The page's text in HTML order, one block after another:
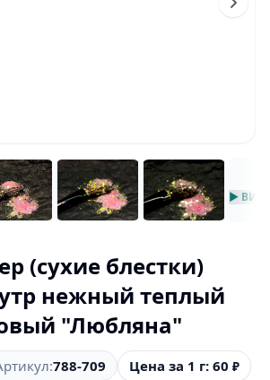
▶
(сухие блестки)
нежный теплый
"Любляна"
788-709 Цена за 1 г: 60 ₽